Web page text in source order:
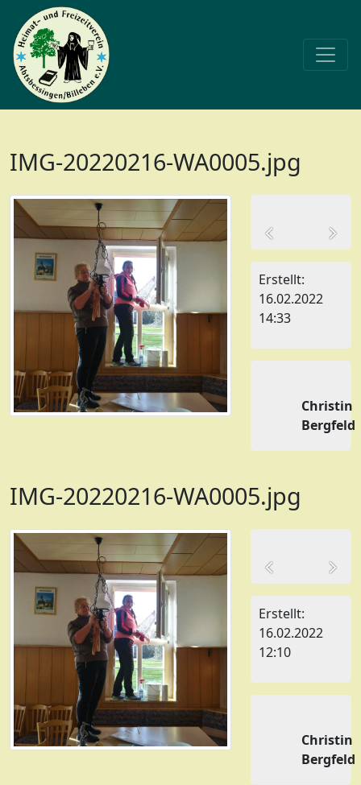
IMG-20220216-WA0005.jpg
Erstellt:
16.02.2022
14:33
Christin
Bergfeld
IMG-20220216-WA0005.jpg
Erstellt:
16.02.2022
12:10
Christin
Bergfeld